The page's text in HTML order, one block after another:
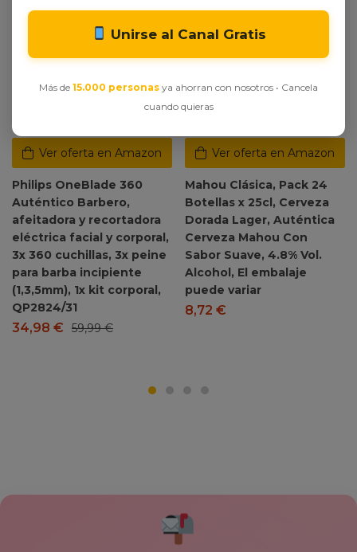
Ver oferta en Amazon
Philips OneBlade 360
Auténtico Barbero,
afeitadora y recortadora
eléctrica facial y corporal,
3x 360 cuchillas, 3x peine
para barba incipiente
(1,3,5mm), 1x kit corporal,
QP2824/31
34,98 € 59,99€
Ver oferta en Amazon
Mahou Clásica, Pack 24
Botellas x 25cl, Cerveza
Dorada Lager, Auténtica
Cerveza Mahou Con
Sabor Suave, 4.8% Vol.
Alcohol, El embalaje
puede variar
8,72 €
Unirse al Canal Gratis
Más de 15.000 personas ya ahorran con nosotros • Cancela
cuando quieras